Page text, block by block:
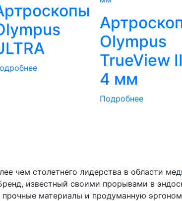
Olympus
TrueView II
4 мм
Подробнее
чем столетнего лидерства в области
известный своими прорывами в
прочные материалы и продуманную